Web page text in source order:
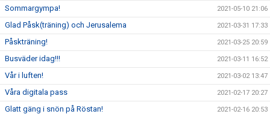
Sommargympa! 2021-05-10 21:06
Glad Påsk(träning) och Jerusalema 2021-03-31 17:33
Påskträning! 2021-03-25 20:59
Busväder idag!!! 2021-03-11 16:52
Vår i luften! 2021-03-02 13:47
Våra digitala pass 2021-02-17 20:27
Glatt gäng i snön på Röstan! 2021-02-16 20:53